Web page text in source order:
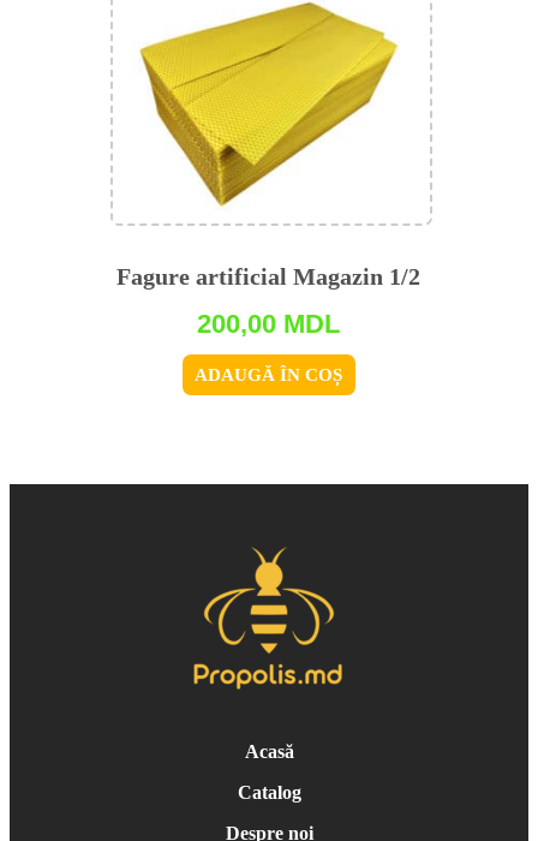
Fagure artificial Magazin 1/2
200,00 MDL
ADAUGĂ ÎN COȘ
Acasă
Catalog
Despre noi